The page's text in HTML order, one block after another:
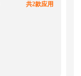
共2款应用